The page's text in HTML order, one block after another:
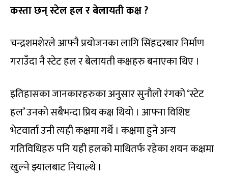
कस्ता छन् स्टेल हल र बेलायती कक्ष ?
चन्द्रशमशेरले आफ्नै प्रयोजनका लागि सिंहदरबार निर्माण
गराउँदा नै स्टेट हल र बेलायती कक्षहरु बनाएका थिए ।
इतिहासका जानकारहरुका अनुसार सुनौलो रंगको ‘स्टेट
हल’ उनको सबैभन्दा प्रिय कक्ष थियो । आफ्ना विशिष्ट
भेटवार्ता उनी त्यही कक्षमा गर्थे । कक्षमा हुने अन्य
गतिविधिहरु पनि यही हलको माथितर्फ रहेका शयन कक्षमा
खुल्ने झ्यालबाट नियाल्थे ।